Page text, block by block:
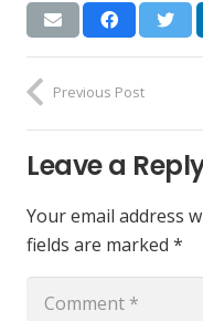
Previous Post
Leave a
Your email address
fields are marked *